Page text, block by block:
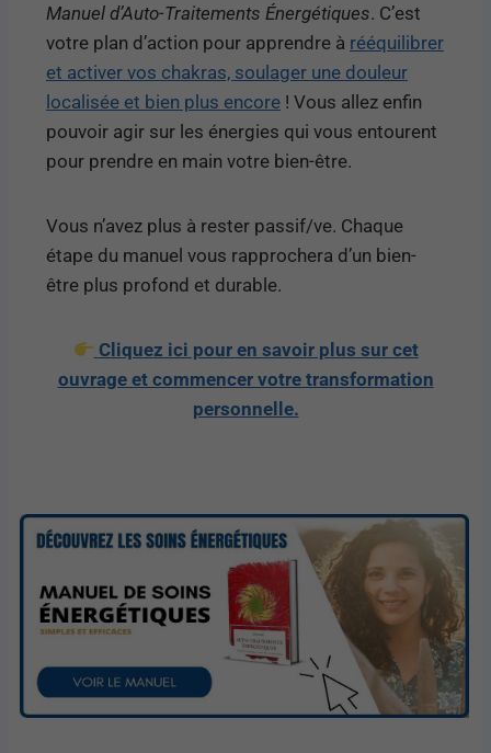
Manuel d’Auto-Traitements Énergétiques. C’est
votre plan d’action pour apprendre à rééquilibrer
et activer vos chakras, soulager une douleur
localisée et bien plus encore ! Vous allez enfin
pouvoir agir sur les énergies qui vous entourent
pour prendre en main votre bien-être.
Vous n’avez plus à rester passif/ve. Chaque
étape du manuel vous rapprochera d’un bien-
être plus profond et durable.
Cliquez ici pour en savoir plus sur cet
ouvrage et commencer votre transformation
personnelle.